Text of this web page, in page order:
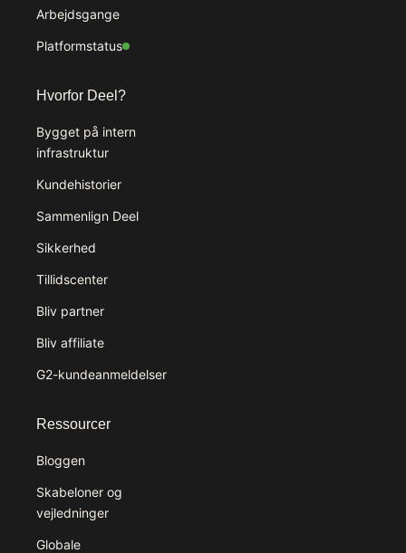
Arbejdsgange
Platformstatus
Hvorfor Deel?
Bygget på intern
infrastruktur
Kundehistorier
Sammenlign Deel
Sikkerhed
Tillidscenter
Bliv partner
Bliv affiliate
G2-kundeanmeldelser
Ressourcer
Bloggen
Skabeloner og
vejledninger
Globale